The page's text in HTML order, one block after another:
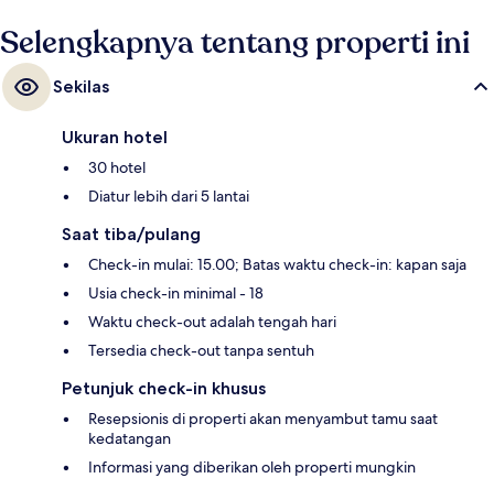
Selengkapnya tentang properti ini
Sekilas
Ukuran hotel
30 hotel
Diatur lebih dari 5 lantai
Saat tiba/pulang
Check-in mulai: 15.00; Batas waktu check-in: kapan saja
Usia check-in minimal - 18
Waktu check-out adalah tengah hari
Tersedia check-out tanpa sentuh
Petunjuk check-in khusus
Resepsionis di properti akan menyambut tamu saat
kedatangan
Informasi yang diberikan oleh properti mungkin